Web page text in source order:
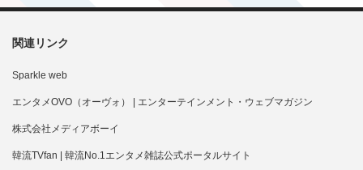
関連リンク
Sparkle web
エンタメOVO（オーヴォ） | エンターテインメント・ウェブマガジン
株式会社メディアボーイ
韓流TVfan | 韓流No.1エンタメ雑誌公式ポータルサイト